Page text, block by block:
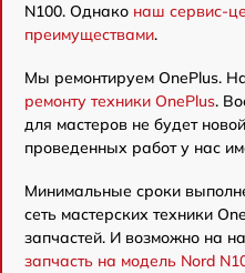
N100. Однако наш сервис-
преимуществами.
Мы ремонтируем OnePlus.
ремонту техники OnePlus.
для мастеров не будет
проведенных работ у нас
Минимальные сроки
сеть мастерских техники
запчастей. И возможно на
запчасть на модель Nord